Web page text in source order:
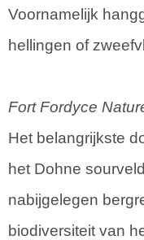
Voornamelijk
hellingen of
Fort Fordyce
Het belangrijkste
het Dohne
nabijgelegen
biodiversiteit van